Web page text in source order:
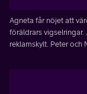
Agneta får nöjet att
föräldrars
reklamskylt. Peter och